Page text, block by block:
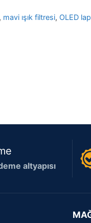
mavi ışık filtresi, OLED
altyapısı